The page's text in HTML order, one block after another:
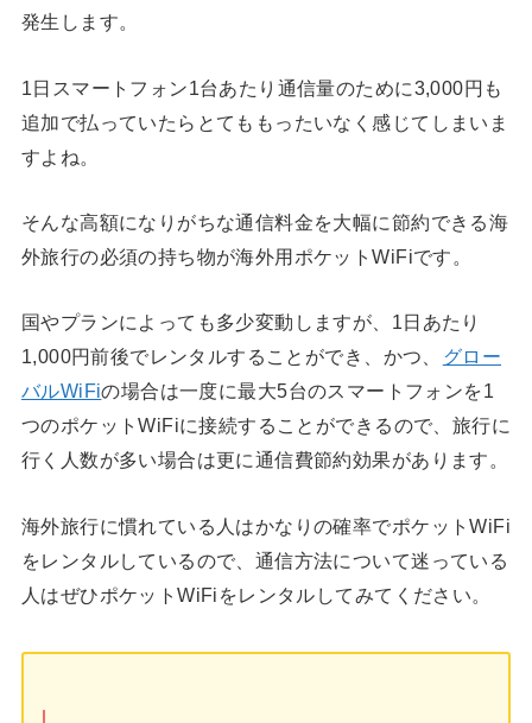
発生します。
1日スマートフォン1台あたり通信量のために3,000円も
追加で払っていたらとてももったいなく感じてしまいま
すよね。
そんな高額になりがちな通信料金を大幅に節約できる海
外旅行の必須の持ち物が海外用ポケットWiFiです。
国やプランによっても多少変動しますが、1日あたり
1,000円前後でレンタルすることができ、かつ、
グロー
バルWiFiの場合は一度に最大5台のスマートフォンを1
つのポケットWiFiに接続することができるので、旅行に
行く人数が多い場合は更に通信費節約効果があります。
海外旅行に慣れている人はかなりの確率でポケットWiFi
をレンタルしているので、通信方法について迷っている
人はぜひポケットWiFiをレンタルしてみてください。